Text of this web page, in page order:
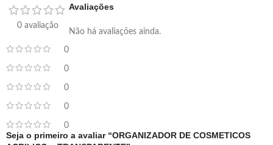
0 avaliação
0
0
0
0
0
Avaliações
Não há avaliações ainda.
Seja o primeiro a avaliar “ORGANIZADOR DE COSMETICOS